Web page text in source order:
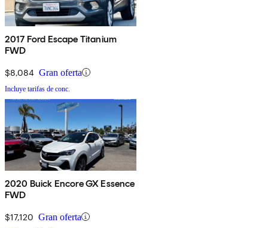
2017 Ford Escape Titanium
FWD
$8,084 Gran oferta
Incluye tarifas de conc.
2020 Buick Encore GX Essence
FWD
$17,120 Gran oferta